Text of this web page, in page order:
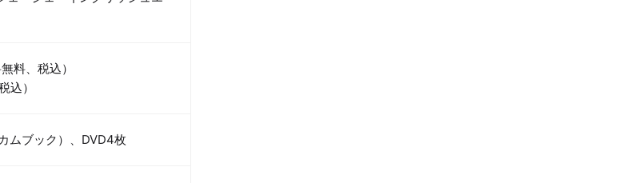
料、税込）
込）
ムブック）、DVD4枚